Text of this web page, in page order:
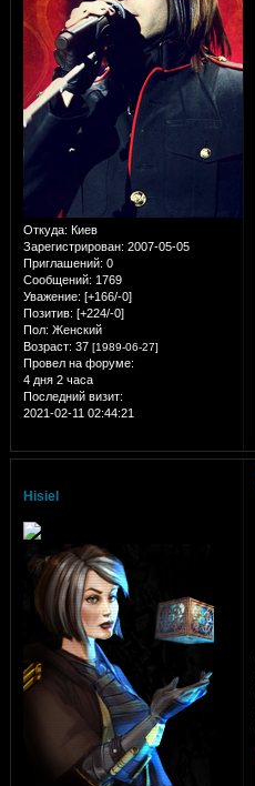
Откуда: Киев
Зарегистрирован: 2007-05-05
Приглашений: 0
Сообщений: 1769
Уважение: [+166/-0]
Позитив: [+224/-0]
Пол: Женский
Возраст: 37 [1989-06-27]
Провел на форуме:
4 дня 2 часа
Последний визит:
2021-02-11 02:44:21
Hisiel